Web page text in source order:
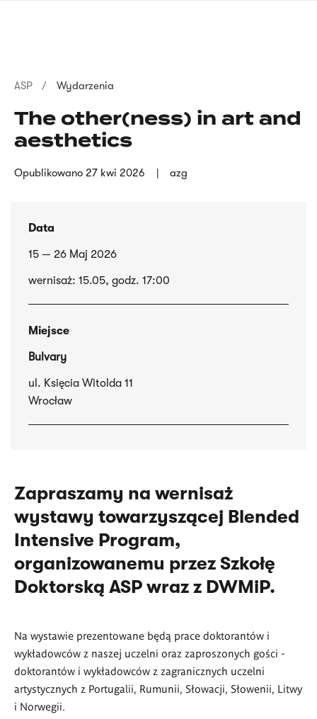
Ścieżka
nawigacyjna
ASP Wydarzenia
The other(ness) in art and
aesthetics
Opublikowano 27 kwi 2026 azg
Data
15 — 26 Maj 2026
wernisaż: 15.05, godz. 17:00
Miejsce
Bulvary
ul. Księcia Witolda 11
Wrocław
Zapraszamy na wernisaż
wystawy towarzyszącej Blended
Intensive Program,
organizowanemu przez Szkołę
Doktorską ASP wraz z DWMiP.
Na wystawie prezentowane będą prace doktorantów i
wykładowców z naszej uczelni oraz zaproszonych gości -
doktorantów i wykładowców z zagranicznych uczelni
artystycznych z Portugalii, Rumunii, Słowacji, Słowenii, Litwy
i Norwegii.